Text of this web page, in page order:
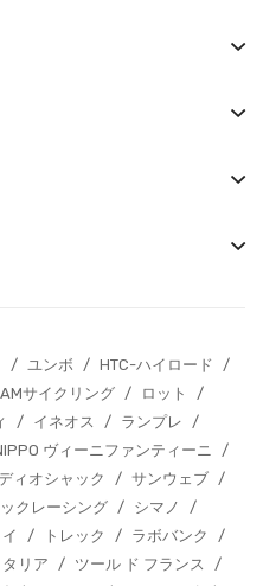
/ ユンボ / HTC-ハイロード
/
サイクリング / ロット
/
/ イネオス / ランプレ
/
ヴィーニファンティーニ
/
ィオシャック / サンウェブ /
クレーシング / シマノ
/
/ トレック / ラボバンク
/
リア / ツール ド フランス
/